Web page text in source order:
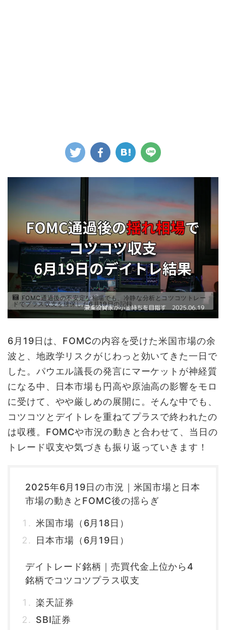
FOMC通過後の不安定な相場でも、冷静な分析とコツコツトレー
ドでプラス収支を確保した6月19日の記録。
6月19日は、FOMCの内容を受けた米国市場の余
波と、地政学リスクがじわっと効いてきた一日で
した。パウエル議長の発言にマーケットが神経質
になる中、日本市場も円高や原油高の影響をモロ
に受けて、やや厳しめの展開に。そんな中でも、
コツコツとデイトレを重ねてプラスで終われたの
は収穫。FOMCや市況の動きと合わせて、当日の
トレード収支や気づきも振り返っていきます！
2025年6月19日の市況｜米国市場と日本
市場の動きとFOMC後の揺らぎ
米国市場（6月18日）
日本市場（6月19日）
デイトレード銘柄｜売買代金上位から4
銘柄でコツコツプラス収支
楽天証券
SBI証券